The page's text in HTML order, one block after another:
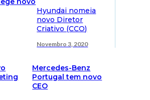
Hyundai nomeia
novo Diretor
Criativo (CCO)
Novembro 3, 2020
Mercedes-Benz
Portugal tem novo
CEO